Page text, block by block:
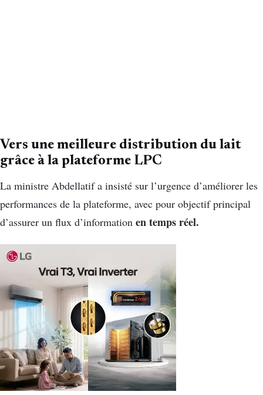
Vers une meilleure distribution du lait
grâce à la plateforme LPC
La ministre Abdellatif a insisté sur l’urgence d’améliorer les
performances de la plateforme, avec pour objectif principal
d’assurer un flux d’information en temps réel.